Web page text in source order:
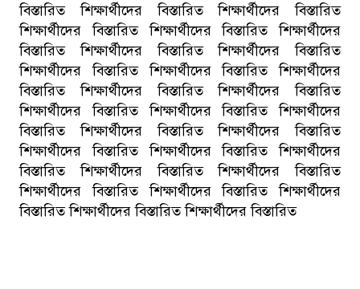
বিস্তারিত শিক্ষার্থীদের বিস্তারিত শিক্ষার্থীদের বিস্তারিত
শিক্ষার্থীদের বিস্তারিত শিক্ষার্থীদের বিস্তারিত শিক্ষার্থীদের
বিস্তারিত শিক্ষার্থীদের বিস্তারিত শিক্ষার্থীদের বিস্তারিত
শিক্ষার্থীদের বিস্তারিত শিক্ষার্থীদের বিস্তারিত শিক্ষার্থীদের
বিস্তারিত শিক্ষার্থীদের বিস্তারিত শিক্ষার্থীদের বিস্তারিত
শিক্ষার্থীদের বিস্তারিত শিক্ষার্থীদের বিস্তারিত শিক্ষার্থীদের
বিস্তারিত শিক্ষার্থীদের বিস্তারিত শিক্ষার্থীদের বিস্তারিত
শিক্ষার্থীদের বিস্তারিত শিক্ষার্থীদের বিস্তারিত শিক্ষার্থীদের
বিস্তারিত শিক্ষার্থীদের বিস্তারিত শিক্ষার্থীদের বিস্তারিত
শিক্ষার্থীদের বিস্তারিত শিক্ষার্থীদের বিস্তারিত শিক্ষার্থীদের
বিস্তারিত শিক্ষার্থীদের বিস্তারিত শিক্ষার্থীদের বিস্তারিত